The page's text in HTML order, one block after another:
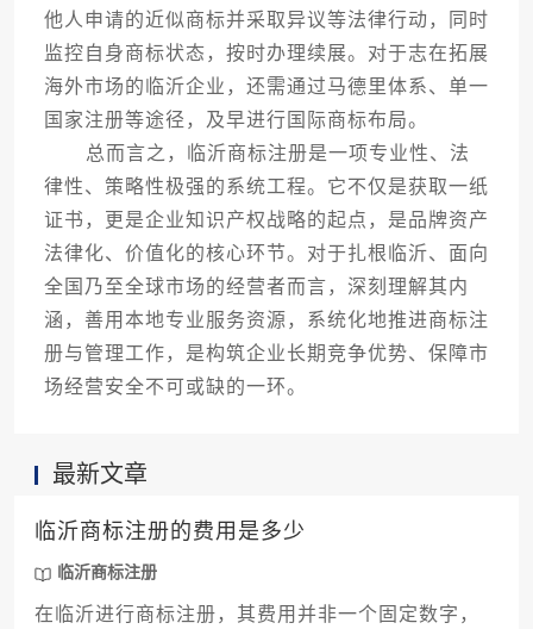
他人申请的近似商标并采取异议等法律行动，同时
监控自身商标状态，按时办理续展。对于志在拓展
海外市场的临沂企业，还需通过马德里体系、单一
国家注册等途径，及早进行国际商标布局。
总而言之，临沂商标注册是一项专业性、法
律性、策略性极强的系统工程。它不仅是获取一纸
证书，更是企业知识产权战略的起点，是品牌资产
法律化、价值化的核心环节。对于扎根临沂、面向
全国乃至全球市场的经营者而言，深刻理解其内
涵，善用本地专业服务资源，系统化地推进商标注
册与管理工作，是构筑企业长期竞争优势、保障市
场经营安全不可或缺的一环。
最新文章
临沂商标注册的费用是多少
临沂商标注册
在临沂进行商标注册，其费用并非一个固定数字，